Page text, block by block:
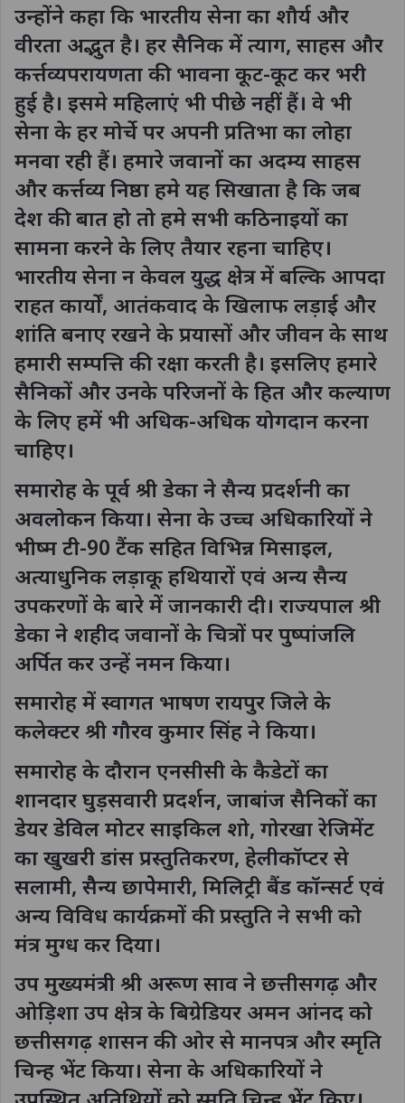
उन्होंने कहा कि भारतीय सेना का शौर्य और
वीरता अद्भुत है। हर सैनिक में त्याग, साहस और
कर्त्तव्यपरायणता की भावना कूट-कूट कर भरी
हुई है। इसमे महिलाएं भी पीछे नहीं हैं। वे भी
सेना के हर मोर्चे पर अपनी प्रतिभा का लोहा
मनवा रही हैं। हमारे जवानों का अदम्य साहस
और कर्त्तव्य निष्ठा हमे यह सिखाता है कि जब
देश की बात हो तो हमे सभी कठिनाइयों का
सामना करने के लिए तैयार रहना चाहिए।
भारतीय सेना न केवल युद्ध क्षेत्र में बल्कि आपदा
राहत कार्यों, आतंकवाद के खिलाफ लड़ाई और
शांति बनाए रखने के प्रयासों और जीवन के साथ
हमारी सम्पत्ति की रक्षा करती है। इसलिए हमारे
सैनिकों और उनके परिजनों के हित और कल्याण
के लिए हमें भी अधिक-अधिक योगदान करना
चाहिए।
समारोह के पूर्व श्री डेका ने सैन्य प्रदर्शनी का
अवलोकन किया। सेना के उच्च अधिकारियों ने
भीष्म टी-90 टैंक सहित विभिन्न मिसाइल,
अत्याधुनिक लड़ाकू हथियारों एवं अन्य सैन्य
उपकरणों के बारे में जानकारी दी। राज्यपाल श्री
डेका ने शहीद जवानों के चित्रों पर पुष्पांजलि
अर्पित कर उन्हें नमन किया।
समारोह में स्वागत भाषण रायपुर जिले के
कलेक्टर श्री गौरव कुमार सिंह ने किया।
समारोह के दौरान एनसीसी के कैडेटों का
शानदार घुड़सवारी प्रदर्शन, जाबांज सैनिकों का
डेयर डेविल मोटर साइकिल शो, गोरखा रेजिमेंट
का खुखरी डांस प्रस्तुतिकरण, हेलीकॉप्टर से
सलामी, सैैन्य छापेेमारी, मिलिट्री बैंड कॉन्सर्ट एवं
अन्य विविध कार्यक्रमों की प्रस्तुति ने सभी को
मंत्र मुग्ध कर दिया।
उप मुख्यमंत्री श्री अरूण साव ने छत्तीसगढ़ और
ओड़िशा उप क्षेत्र के बिग्रेडियर अमन आंनद को
छत्तीसगढ़ शासन की ओर से मानपत्र और स्मृति
चिन्ह भेंट किया। सेना के अधिकारियों ने